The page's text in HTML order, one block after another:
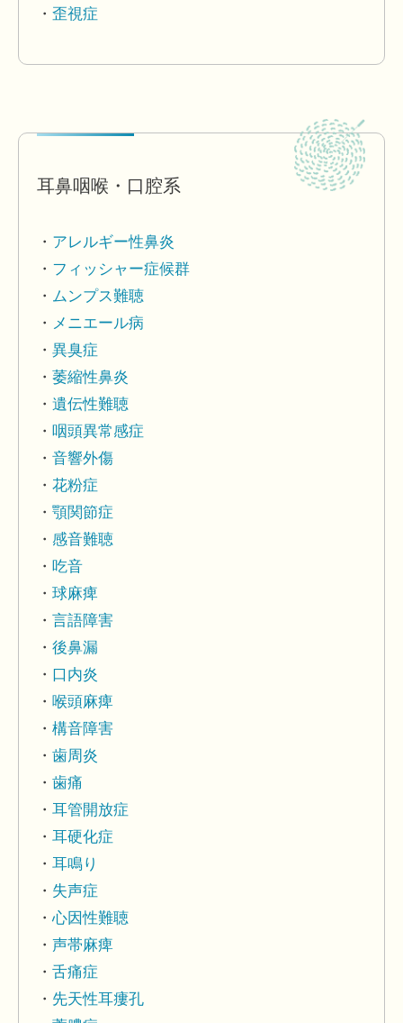
歪視症
耳鼻咽喉・口腔系
アレルギー性鼻炎
フィッシャー症候群
ムンプス難聴
メニエール病
異臭症
萎縮性鼻炎
遺伝性難聴
咽頭異常感症
音響外傷
花粉症
顎関節症
感音難聴
吃音
球麻痺
言語障害
後鼻漏
口内炎
喉頭麻痺
構音障害
歯周炎
歯痛
耳管開放症
耳硬化症
耳鳴り
失声症
心因性難聴
声帯麻痺
舌痛症
先天性耳瘻孔